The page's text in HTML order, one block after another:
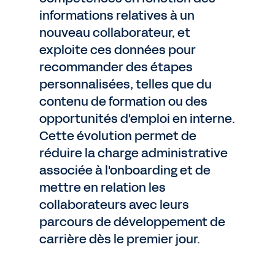
informations relatives à un
nouveau collaborateur, et
exploite ces données pour
recommander des étapes
personnalisées, telles que du
contenu de formation ou des
opportunités d'emploi en interne.
Cette évolution permet de
réduire la charge administrative
associée à l'onboarding et de
mettre en relation les
collaborateurs avec leurs
parcours de développement de
carrière dès le premier jour.